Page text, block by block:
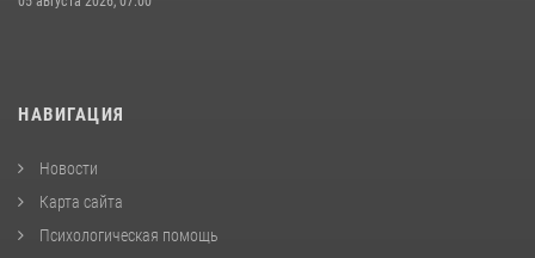
НАВИГАЦИЯ
Новости
Карта сайта
Психологическая помощь